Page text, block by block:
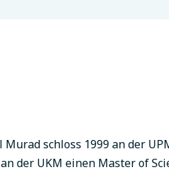
Murad schloss 1999 an der
der UKM einen Master of